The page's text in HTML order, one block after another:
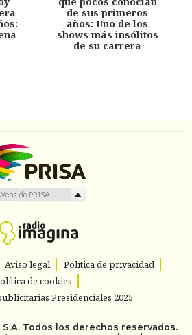
de sus primeros
años: Uno de los
shows más insólitos
de su carrera
Aviso legal
Política de privacidad
de cookies
Presidenciales 2025
S.A. Todos los derechos reservados.